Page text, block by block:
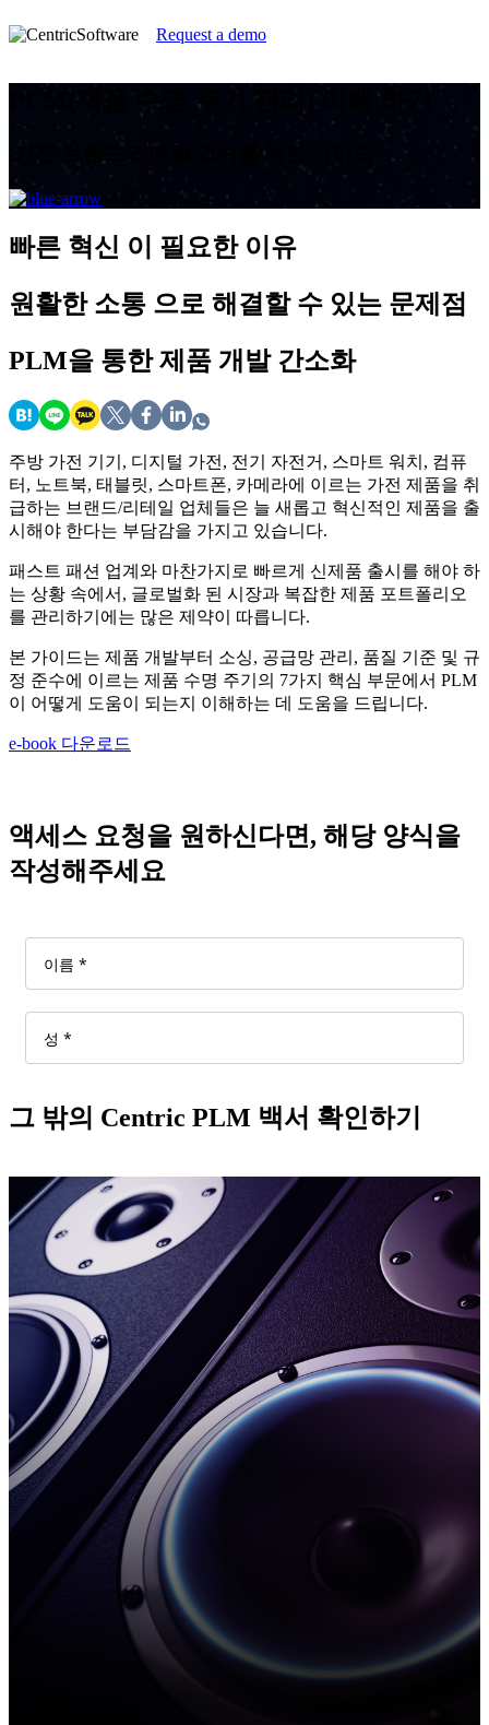
Request a demo
PLM(제품 수명 주기 관리) 이해 하기
가전 브랜드/리테일 업체를 위한 가이드
빠른 혁신 이 필요한 이유
원활한 소통 으로 해결할 수 있는 문제점
PLM을 통한제품 개발 간소화
주방 가전 기기, 디지털 가전, 전기 자전거, 스마트 워치, 컴퓨
터, 노트북, 태블릿, 스마트폰, 카메라에 이르는 가전 제품을 취
급하는 브랜드/리테일 업체들은 늘 새롭고 혁신적인 제품을 출
시해야 한다는 부담감을 가지고 있습니다.
패스트 패션 업계와 마찬가지로 빠르게 신제품 출시를 해야 하
는 상황 속에서, 글로벌화 된 시장과 복잡한 제품 포트폴리오
를 관리하기에는 많은 제약이 따릅니다.
본 가이드는 제품 개발부터 소싱, 공급망 관리, 품질 기준 및 규
정 준수에 이르는 제품 수명 주기의 7가지 핵심 부문에서 PLM
이 어떻게 도움이 되는지 이해하는 데 도움을 드립니다.
e-book 다운로드
액세스 요청을 원하신다면, 해당 양식을
작성해주세요
그 밖의 Centric PLM 백서 확인하기